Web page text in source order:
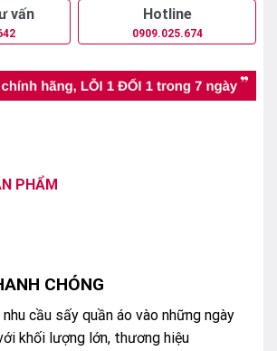
vấn Hotline
0909.025.674
PHẨM
CHÓNG
cầu sấy quần áo vào những ngày
khối lượng lớn, thương hiệu